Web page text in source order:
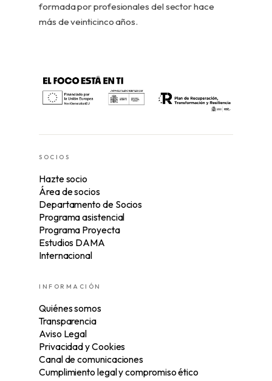
formada por profesionales del sector hace
más de veinticinco años.
SOCIOS
Hazte socio
Área de socios
Departamento de Socios
Programa asistencial
Programa Proyecta
Estudios DAMA
Internacional
INFORMACIÓN
Quiénes somos
Transparencia
Aviso Legal
Privacidad y Cookies
Canal de comunicaciones
Cumplimiento legal y compromiso ético